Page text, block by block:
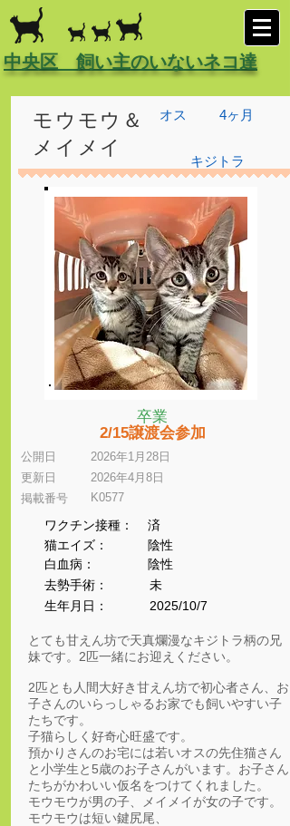
中央区 飼い主のいないネコ達
オス
モウモウ＆
メイメイ
4ヶ月
キジトラ
卒業
2/15譲渡会参加
公開日
更新日
​掲載番号
2026年1月28日
2026年4月8日
K0577
ワクチン接種：
猫エイズ：
​白血病：
​去勢手術：
生年月日：
済
陰性
陰性
未
2025/10/7
とても甘えん坊で天真爛漫なキジトラ柄の兄
妹です。2匹一緒にお迎えください。
2匹とも人間大好き甘えん坊で初心者さん、お
子さんのいらっしゃるお家でも飼いやすい子
たちです。
子猫らしく好奇心旺盛です。
預かりさんのお宅には若いオスの先住猫さん
と小学生と5歳のお子さんがいます。お子さん
たちがかわいい仮名をつけてくれました。
モウモウが男の子、メイメイが女の子です。
モウモウは短い鍵尻尾、